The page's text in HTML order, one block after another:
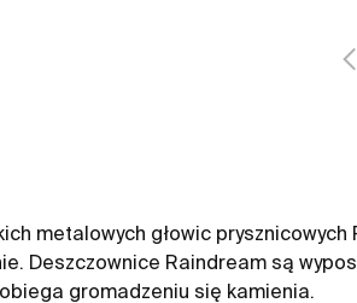
metalowych głowic prysznicowych
Deszczownice Raindream są
gromadzeniu się kamienia.